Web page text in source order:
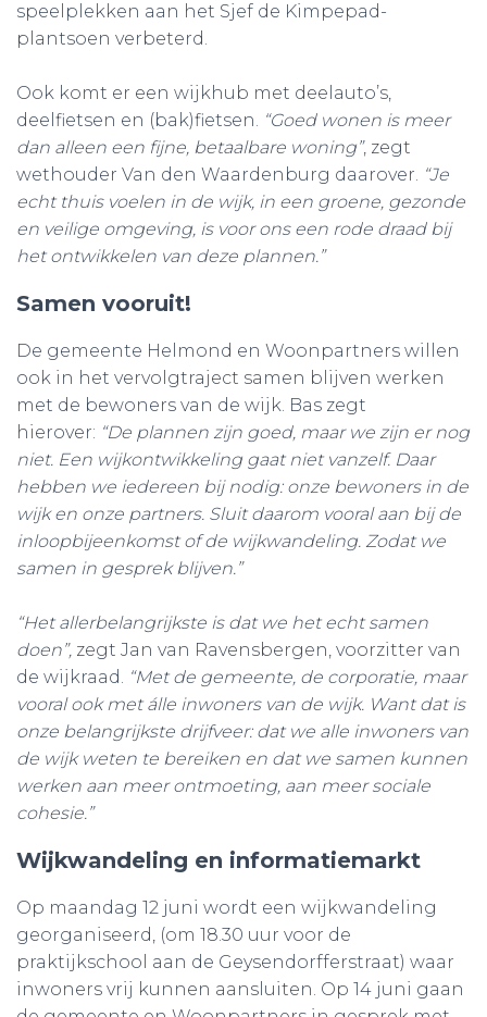
speelplekken aan het Sjef de Kimpepad-
plantsoen verbeterd.
Ook komt er een wijkhub met deelauto’s,
deelfietsen en (bak)fietsen. “Goed wonen is meer
dan alleen een fijne, betaalbare woning”, zegt
wethouder Van den Waardenburg daarover. “Je
echt thuis voelen in de wijk, in een groene, gezonde
en veilige omgeving, is voor ons een rode draad bij
het ontwikkelen van deze plannen.”
Samen vooruit!
De gemeente Helmond en Woonpartners willen
ook in het vervolgtraject samen blijven werken
met de bewoners van de wijk. Bas zegt
hierover: “De plannen zijn goed, maar we zijn er nog
niet. Een wijkontwikkeling gaat niet vanzelf. Daar
hebben we iedereen bij nodig: onze bewoners in de
wijk en onze partners. Sluit daarom vooral aan bij de
inloopbijeenkomst of de wijkwandeling. Zodat we
samen in gesprek blijven.”
“Het allerbelangrijkste is dat we het echt samen
doen”, zegt Jan van Ravensbergen, voorzitter van
de wijkraad. “Met de gemeente, de corporatie, maar
vooral ook met álle inwoners van de wijk. Want dat is
onze belangrijkste drijfveer: dat we alle inwoners van
de wijk weten te bereiken en dat we samen kunnen
werken aan meer ontmoeting, aan meer sociale
cohesie.”
Wijkwandeling en informatiemarkt
Op maandag 12 juni wordt een wijkwandeling
georganiseerd, (om 18.30 uur voor de
praktijkschool aan de Geysendorfferstraat) waar
inwoners vrij kunnen aansluiten. Op 14 juni gaan